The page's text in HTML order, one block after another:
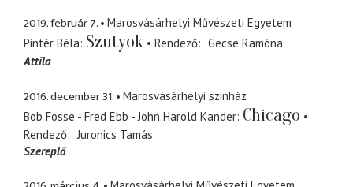
2019. február 7.
Marosvásárhelyi Művészeti Egyetem
Pintér Béla Szutyok Rendező
Gecse Ramóna
Attila
2016. december 31.
Marosvásárhelyi szinház
Bob Fosse - Fred Ebb - John Harold Kander Chicago
Rendező
Juronics Tamás
Szereplő